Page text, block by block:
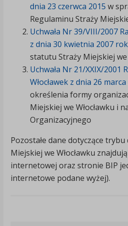
dnia 23 czerwca 2015 w
Regulaminu Straży
Uchwała Nr 39/VIII/2007
z dnia 30 kwietnia 2007
statutu Straży Miejskiej we
Uchwała Nr 21/XXIX/2001
Włocławek z dnia 26
określenia formy
Miejskiej we Włocławku i
Organizacyjnego
Pozostałe dane dotyczące trybu
Miejskiej we Włocławku
internetowej oraz stronie BIP
internetowe podane wyżej).